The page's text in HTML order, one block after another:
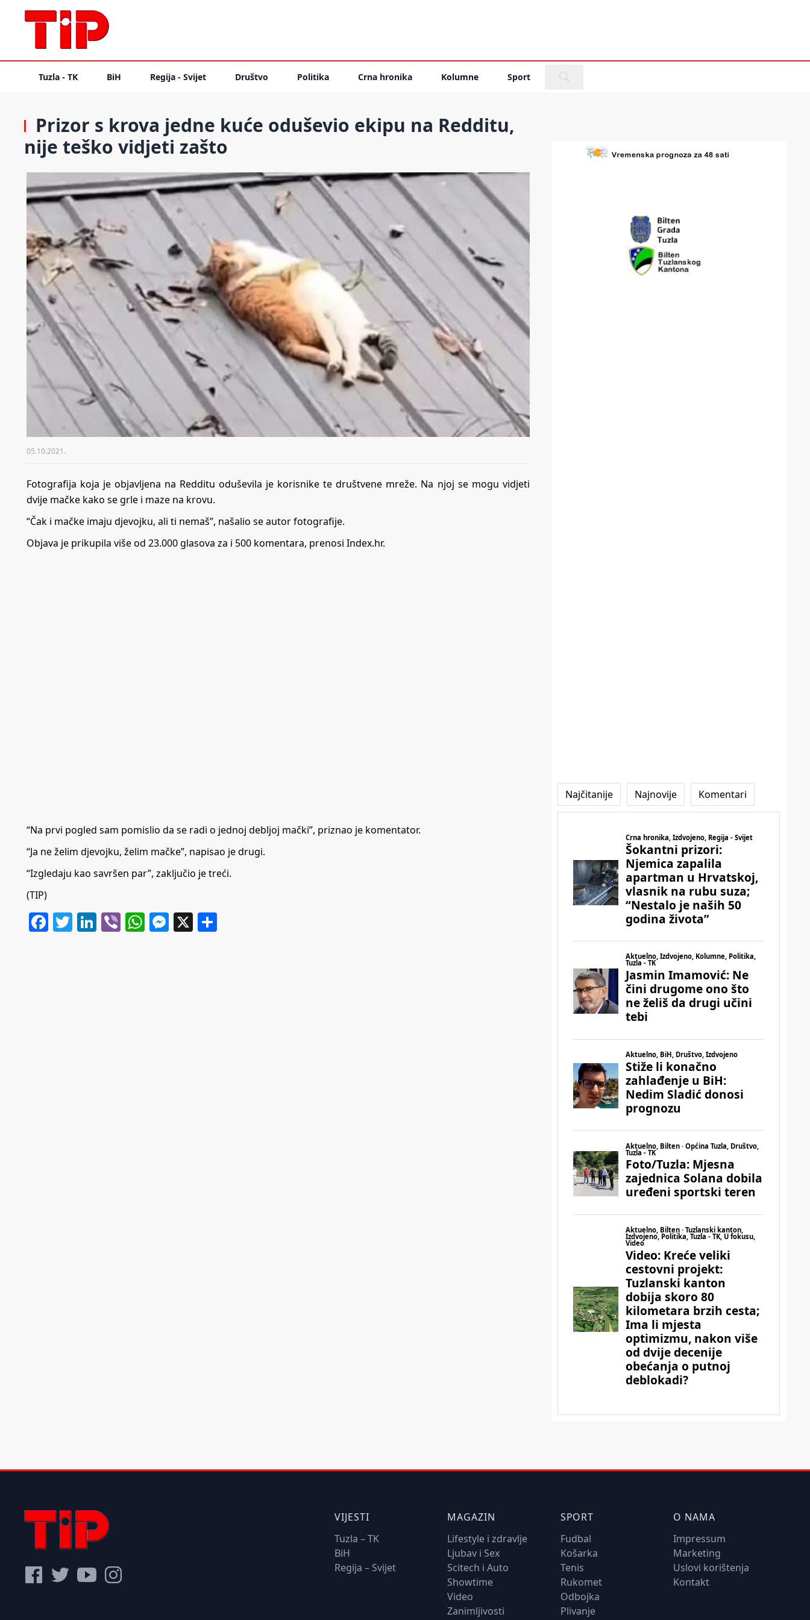
Tuzla - TK BiH Regija - Svijet Društvo Politika Crna hronika Kolumne Sport
Prizor s krova jedne kuće oduševio ekipu na Redditu,
nije teško vidjeti zašto
05.10.2021.
Fotografija koja je objavljena na Redditu oduševila je korisnike te društvene mreže. Na njoj se mogu vidjeti
dvije mačke kako se grle i maze na krovu.
“Čak i mačke imaju djevojku, ali ti nemaš”, našalio se autor fotografije.
Objava je prikupila više od 23.000 glasova za i 500 komentara, prenosi Index.hr.
“Na prvi pogled sam pomislio da se radi o jednoj debljoj mački”, priznao je komentator.
“Ja ne želim djevojku, želim mačke”, napisao je drugi.
“Izgledaju kao savršen par”, zaključio je treći.
(TIP)
Facebook
Twitter
LinkedIn
ViberWhatsApp
Messenger
X
Najčitanije Najnovije Komentari
VIJESTI
Tuzla – TK
BiH
Regija – Svijet
MAGAZIN
Lifestyle i zdravlje
Ljubav i Sex
Scitech i Auto
Showtime
Video
Zanimljivosti
SPORT
Fudbal
Košarka
Tenis
Rukomet
Odbojka
Plivanje
O NAMA
Impressum
Marketing
Uslovi korištenja
Kontakt